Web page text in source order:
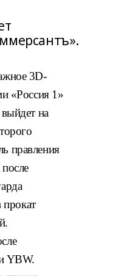
3D-
«Россия 1»
на
правления
прокат
YBW.